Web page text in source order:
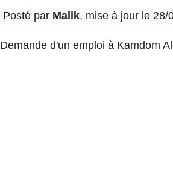
Posté par Malik, mise à jour le 28/
Demande d'un emploi à Kamdom